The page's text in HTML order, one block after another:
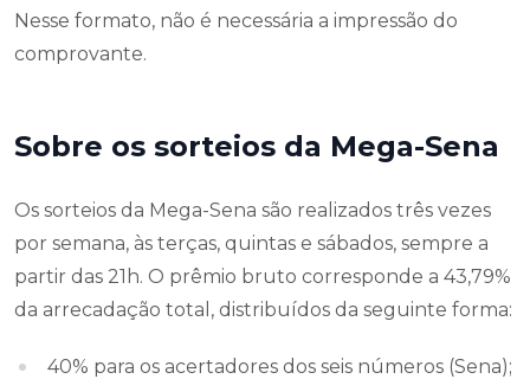
Nesse formato, não é necessária a impressão do
comprovante.
Sobre os sorteios da Mega-Sena
Os sorteios da Mega-Sena são realizados três vezes
por semana, às terças, quintas e sábados, sempre a
partir das 21h. O prêmio bruto corresponde a 43,79%
da arrecadação total, distribuídos da seguinte forma:
40% para os acertadores dos seis números (Sena);